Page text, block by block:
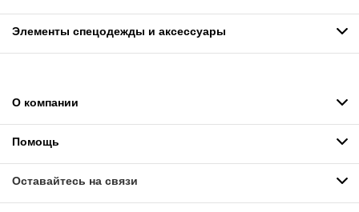
Элементы спецодежды и аксессуары
О компании
Помощь
Оставайтесь на связи